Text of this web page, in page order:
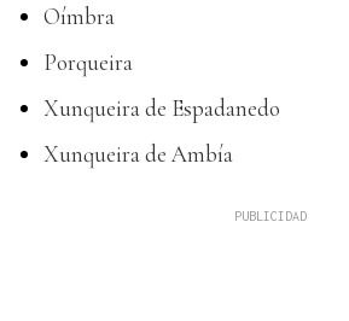
Oímbra
Porqueira
Xunqueira de Espadanedo
Xunqueira de Ambía